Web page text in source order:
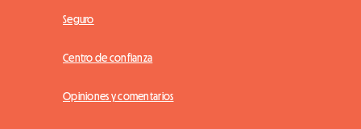
Seguro
Centro de confianza
Opiniones y comentarios